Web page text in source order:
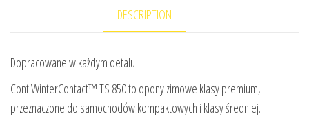
DESCRIPTION
Dopracowane w każdym detalu
ContiWinterContact™ TS 850 to opony zimowe klasy premium,
przeznaczone do samochodów kompaktowych i klasy średniej.